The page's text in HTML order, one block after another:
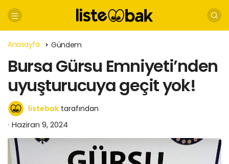
Anasayfa Gündem
Bursa Gürsu Emniyeti’nden
uyuşturucuya geçit yok!
listebak tarafından
Haziran 9, 2024